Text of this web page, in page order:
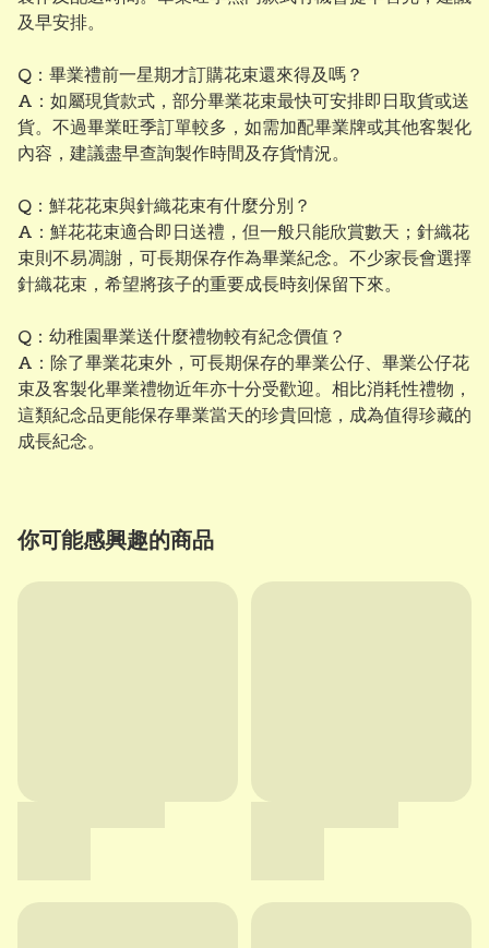
及早安排。
Q：畢業禮前一星期才訂購花束還來得及嗎？
A：如屬現貨款式，部分畢業花束最快可安排即日取貨或送
貨。不過畢業旺季訂單較多，如需加配畢業牌或其他客製化
內容，建議盡早查詢製作時間及存貨情況。
Q：鮮花花束與針織花束有什麼分別？
A：鮮花花束適合即日送禮，但一般只能欣賞數天；針織花
束則不易凋謝，可長期保存作為畢業紀念。不少家長會選擇
針織花束，希望將孩子的重要成長時刻保留下來。
Q：幼稚園畢業送什麼禮物較有紀念價值？
A：除了畢業花束外，可長期保存的畢業公仔、畢業公仔花
束及客製化畢業禮物近年亦十分受歡迎。相比消耗性禮物，
這類紀念品更能保存畢業當天的珍貴回憶，成為值得珍藏的
成長紀念。
你可能感興趣的商品